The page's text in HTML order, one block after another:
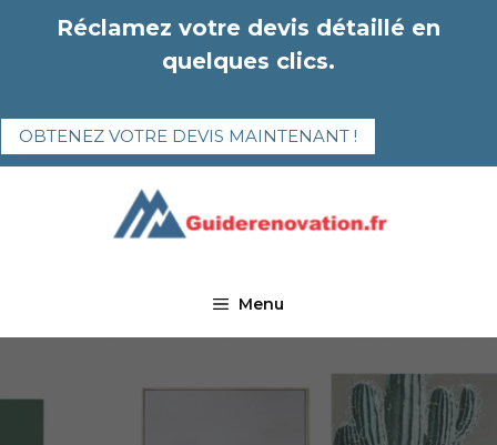
Réclamez votre devis détaillé en
quelques clics.
OBTENEZ VOTRE DEVIS MAINTENANT !
Menu